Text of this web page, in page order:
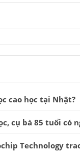
cao học tại Nhật?
cụ bà 85 tuổi có
Technology